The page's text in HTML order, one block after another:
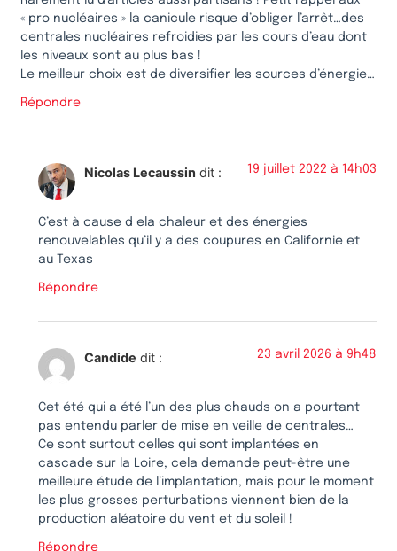
« pro nucléaires » la canicule risque d’obliger l’arrêt…des
centrales nucléaires refroidies par les cours d’eau dont
les niveaux sont au plus bas !
Le meilleur choix est de diversifier les sources d’énergie…
Répondre
Nicolas Lecaussin dit : 19 juillet 2022 à 14h03
C’est à cause d ela chaleur et des énergies
renouvelables qu’il y a des coupures en Californie et
au Texas
Répondre
Candide dit : 23 avril 2026 à 9h48
Cet été qui a été l’un des plus chauds on a pourtant
pas entendu parler de mise en veille de centrales…
Ce sont surtout celles qui sont implantées en
cascade sur la Loire, cela demande peut-être une
meilleure étude de l’implantation, mais pour le moment
les plus grosses perturbations viennent bien de la
production aléatoire du vent et du soleil !
Répondre